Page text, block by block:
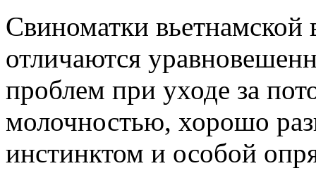
Свиноматки вьетнамской
отличаются
проблем при уходе за
молочностью, хорошо
инстинктом и особой